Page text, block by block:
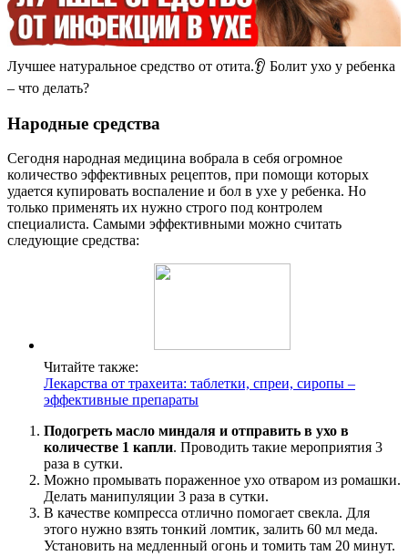
Лучшее натуральное средство от отита.👂 Болит ухо у ребенка
– что делать?
Народные средства
Сегодня народная медицина вобрала в себя огромное
количество эффективных рецептов, при помощи которых
удается купировать воспаление и бол в ухе у ребенка. Но
только применять их нужно строго под контролем
специалиста. Самыми эффективными можно считать
следующие средства:
Читайте также:
Лекарства от трахеита: таблетки, спреи, сиропы –
эффективные препараты
Подогреть масло миндаля и отправить в ухо в
количестве 1 капли. Проводить такие мероприятия 3
раза в сутки.
Можно промывать пораженное ухо отваром из ромашки.
Делать манипуляции 3 раза в сутки.
В качестве компресса отлично помогает свекла. Для
этого нужно взять тонкий ломтик, залить 60 мл меда.
Установить на медленный огонь и томить там 20 минут.